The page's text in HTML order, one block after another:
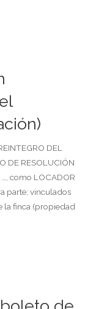
DEL
DE RESOLUCIÓN
…, como LOCADOR
parte; vinculados
la finca (propiedad